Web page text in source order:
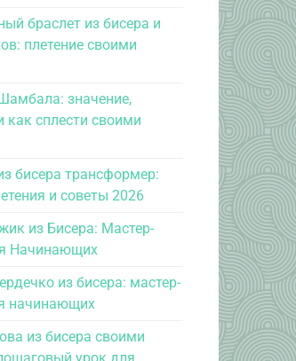
браслет из бисера и
плетение своими
значение,
как сплести своими
бисера трансформер:
и советы 2026
из Бисера: Мастер-
Начинающих
из бисера: мастер-
начинающих
из бисера своими